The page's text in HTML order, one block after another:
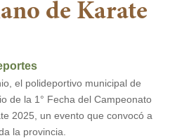
de Karate
el polideportivo municipal de
de la 1° Fecha del Campeonato
2025, un evento que convocó a
la provincia.